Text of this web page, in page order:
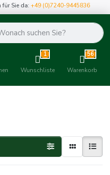
für Sie da:+49 (0)7240-9445836
1
Wunschliste
56
Warenkorb